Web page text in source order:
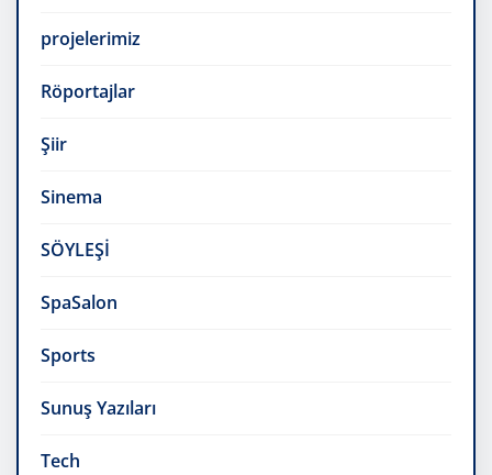
projelerimiz
Röportajlar
Şiir
Sinema
SÖYLEŞİ
SpaSalon
Sports
Sunuş Yazıları
Tech